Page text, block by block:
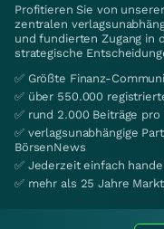
Profitieren Sie von
zentralen
und fundierten Zugang in
strategische
✅ Größte Finanz-
✅ über 550.000
✅ rund 2.000 Beiträge pro
✅ verlagsunabhängige
BörsenNews
✅ Jederzeit einfach
✅ mehr als 25 Jahre